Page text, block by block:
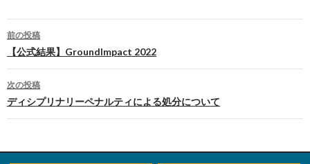
投
稿
ナ
ゲ
前の投稿
【公式結果】GroundImpact 2022
次の投稿
ディシプリナリーペナルティによる処分について